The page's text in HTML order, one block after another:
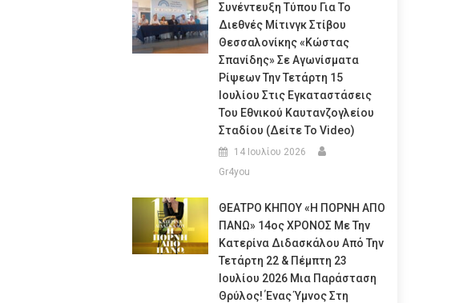
Συνέντευξη Τύπου Για Το
Διεθνές Μίτινγκ Στίβου
Θεσσαλονίκης «Κώστας
Σπανίδης» Σε Αγωνίσματα
Ρίψεων Την Τετάρτη 15
Ιουλίου Στις Εγκαταστάσεις
Του Εθνικού Καυτανζογλείου
Σταδίου (Δείτε Το Video)
14 Ιουλίου 2026
Gr4you
ΘΕΑΤΡΟ ΚΗΠΟΥ «Η ΠΟΡΝΗ ΑΠΟ
ΠΑΝΩ» 14ος ΧΡΟΝΟΣ Με Την
Κατερίνα Διδασκάλου Από Την
Τετάρτη 22 & Πέμπτη 23
Ιουλίου 2026 Μια Παράσταση
Θρύλος! Ένας Ύμνος Στη